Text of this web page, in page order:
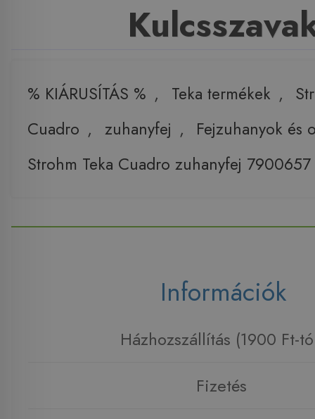
% KIÁRUSÍTÁS % , Teka termékek ,
Cuadro , zuhanyfej ,
Fejzuhanyok és
Strohm Teka Cuadro zuhanyfej 7900657
Információk
Házhozszállítás (1900 Ft-
Fizetés